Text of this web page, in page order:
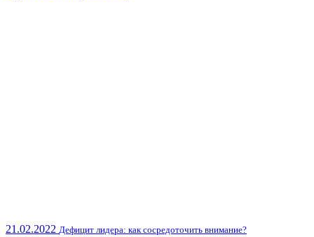
21.02.2022 Дефицит лидера: как сосредоточить внимание?